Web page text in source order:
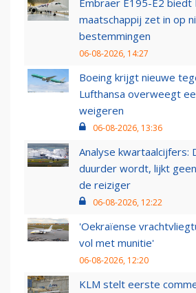
Embraer E195-E2 biedt
maatschappij zet in op
bestemmingen
06-08-2026, 14:27
Boeing krijgt nieuwe
Lufthansa overweegt
weigeren
06-08-2026, 13:36
Analyse kwartaalcijfers:
duurder wordt, lijkt
de reiziger
06-08-2026, 12:22
'Oekraïense
vol met munitie'
06-08-2026, 12:20
KLM stelt eerste